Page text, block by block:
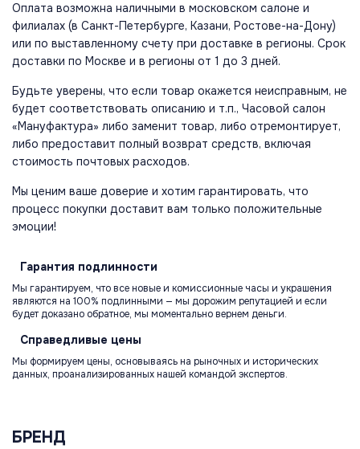
Оплата возможна наличными в московском салоне и
филиалах (в Санкт-Петербурге, Казани, Ростове-на-Дону)
или по выставленному счету при доставке в регионы. Срок
доставки по Москве и в регионы от 1 до 3 дней.
Будьте уверены, что если товар окажется неисправным, не
будет соответствовать описанию и т.п., Часовой салон
«Мануфактура» либо заменит товар, либо отремонтирует,
либо предоставит полный возврат средств, включая
стоимость почтовых расходов.
Мы ценим ваше доверие и хотим гарантировать, что
процесс покупки доставит вам только положительные
эмоции!
Гарантия подлинности
Мы гарантируем, что все новые и комиссионные часы и украшения
являются на 100% подлинными — мы дорожим репутацией и если
будет доказано обратное, мы моментально вернем деньги.
Справедливые цены
Мы формируем цены, основываясь на рыночных и исторических
данных, проанализированных нашей командой экспертов.
БРЕНД